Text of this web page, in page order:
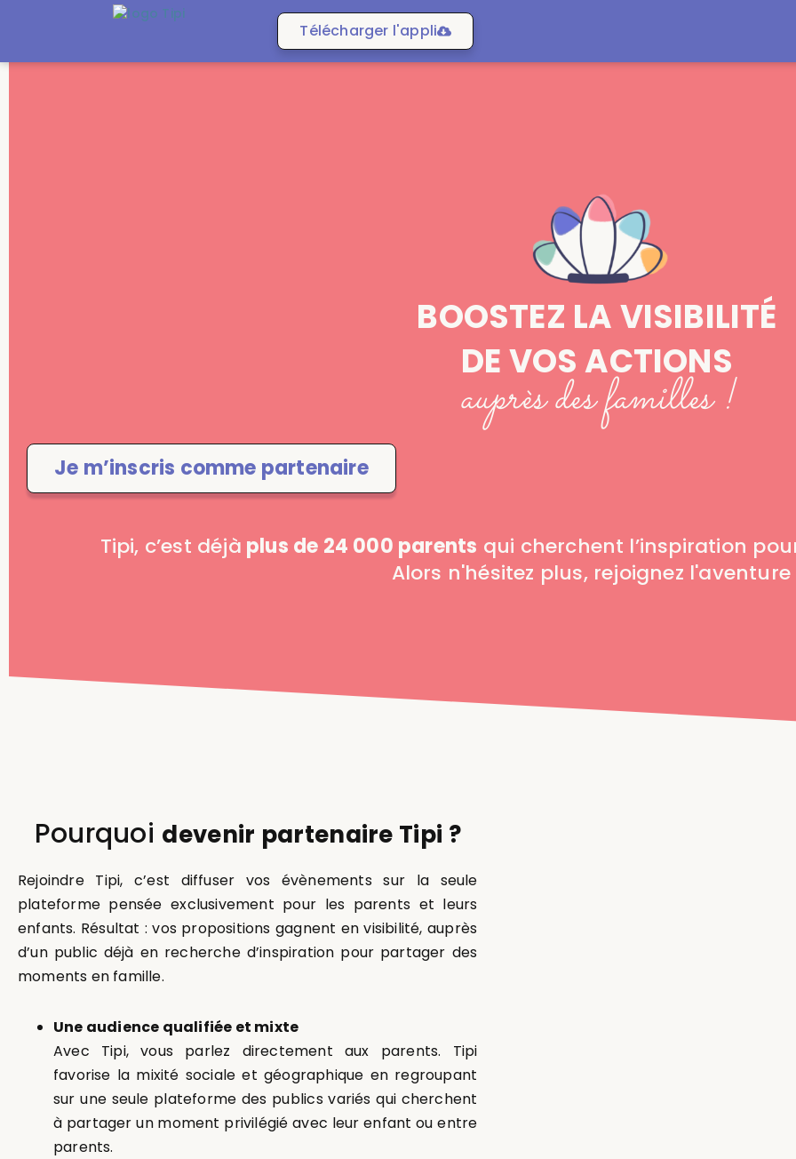
Télécharger l'appli
BOOSTEZ LA VISIBILITÉ​
DE VOS ACTIONS
auprès des familles !
Je m’inscris comme partenaire
Tipi, c’est déjà plus de 24 000 parents qui cherchent l’inspiration
Alors n'hésitez plus, rejoignez l'aventure
Pourquoi devenir partenaire Tipi ?
Rejoindre Tipi, c’est diffuser vos évènements sur la seule
plateforme pensée exclusivement pour les parents et leurs
enfants. Résultat : vos propositions gagnent en visibilité, auprès
d’un public déjà en recherche d’inspiration pour partager des
moments en famille.
Une audience qualifiée et mixte
Avec Tipi, vous parlez directement aux parents. Tipi
favorise la mixité sociale et géographique en regroupant
sur une seule plateforme des publics variés qui cherchent
à partager un moment privilégié avec leur enfant ou entre
parents.